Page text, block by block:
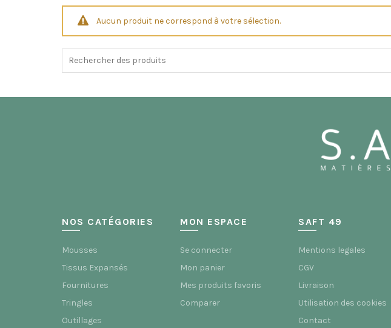
Aucun produit ne correspond à votre sélection.
NOS CATÉGORIES
Mousses
Tissus Expansés
Fournitures
Tringles
Outillages
MON ESPACE
Se connecter
Mon panier
Mes produits favoris
Comparer
SAFT 49
Mentions legales
CGV
Livraison
Utilisation des cookies
Contact